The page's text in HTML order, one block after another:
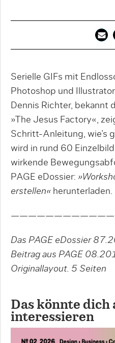
Serielle GIFs mit
Photoshop und
Dennis Richter, bekannt
»The Jesus Factory«,
Schritt-Anleitung, wie’s
wird in rund 60
wirkende
PAGE eDossier:
erstellen« herunterladen.
Das PAGE eDossier
Beitrag aus PAGE
Originallayout. 5 Seiten
Das könnte dich
interessieren